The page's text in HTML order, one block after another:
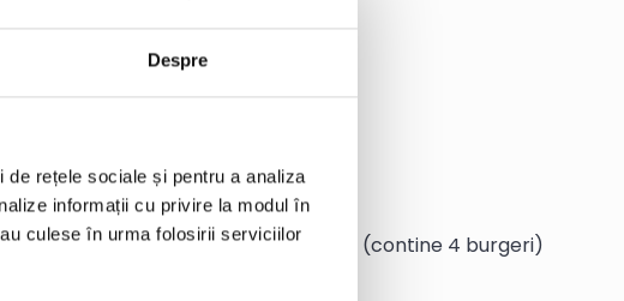
Despre
rețele sociale și pentru a analiza
informații cu privire la modul în
culese în urma folosirii serviciilor
din carne de vita Angus Edenia 454 g (contine 4 burgeri)